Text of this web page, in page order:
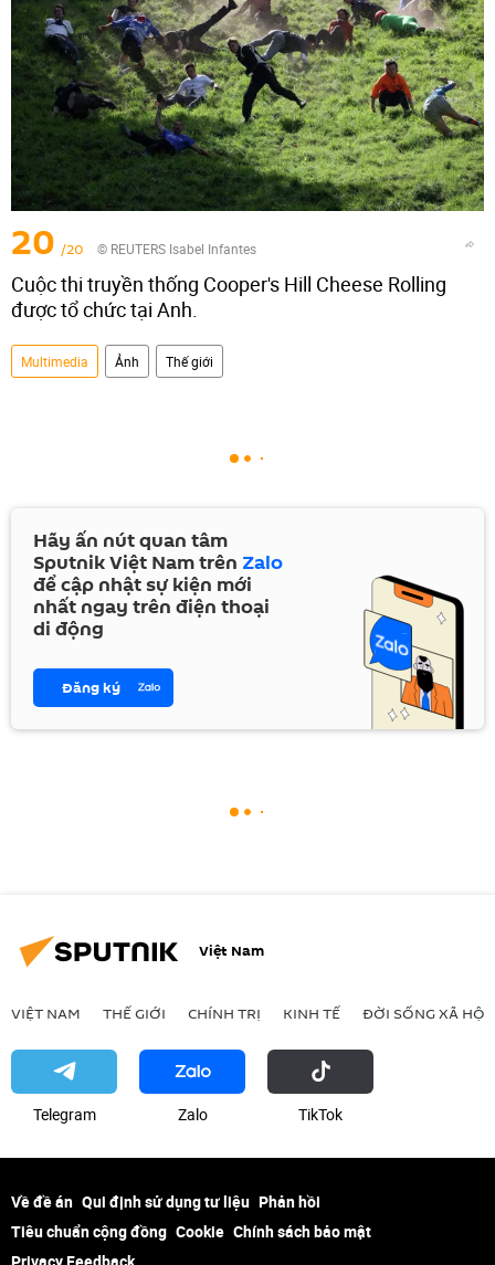
20 /20 © REUTERS Isabel Infantes
Cuộc thi truyền thống Cooper's Hill Cheese Rolling
được tổ chức tại Anh.
Multimedia Ảnh Thế giới
Hãy ấn nút quan tâm
Sputnik Việt Nam trên Zalo
để cập nhật sự kiện mới
nhất ngay trên điện thoại
di động
Đăng ký
Việt Nam
VIỆT NAM THẾ GIỚI CHÍNH TRỊ KINH TẾ ĐỜI SỐNG XÃ HỘI
Telegram Zalo ТikТоk
Về đề án Qui định sử dụng tư liệu Phản hồi
Tiêu chuẩn cộng đồng Cookie Chính sách bảo mật
Privacy Feedback